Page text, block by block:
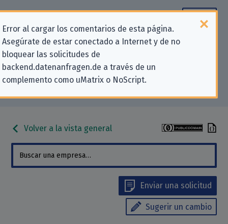
Error al cargar los comentarios de esta página.
Asegúrate de estar conectado a Internet y de no
bloquear las solicitudes de
backend.datenanfragen.de a través de un
complemento como uMatrix o NoScript.
Información de contacto para
solicitudes relativas a la privacidad
para «Booking.com B.V.»
Volver a la vista general
Enviar una solicitud
Sugerir un cambio